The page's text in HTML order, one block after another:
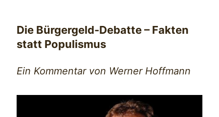
Die Bürgergeld-Debatte – Fakten
statt Populismus
Ein Kommentar von Werner Hoffmann